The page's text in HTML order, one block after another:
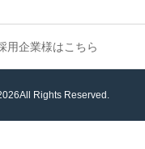
用企業様はこちら
Rights Reserved.